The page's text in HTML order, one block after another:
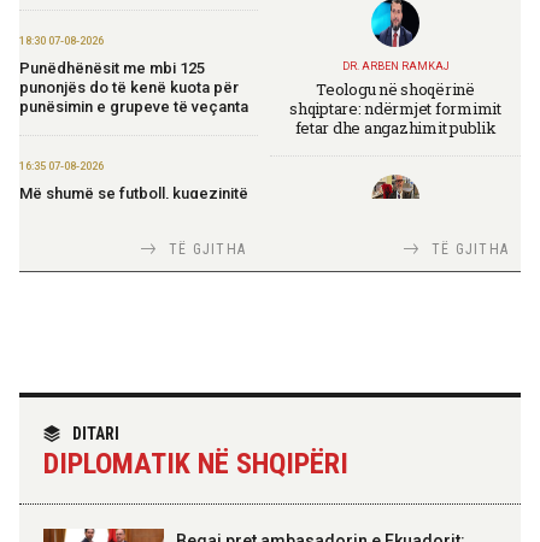
18:30 07-08-2026
Punëdhënësit me mbi 125
punonjës do të kenë kuota për
punësimin e grupeve të veçanta
16:35 07-08-2026
Më shumë se futboll, kuqezinjtë
14:10 07-08-2026
14:08 07-08-2026
“Fincantieri Albania” në Vlorë,
Nufi në divizionin e anijeve
detare në Itali: Njohje me
TË GJITHA
DR. ARBEN RAMKAJ
Teologu në shoqërinë
shqiptare: ndërmjet formimit
fetar dhe angazhimit publik
TIRANA DIPLOMAT
TIRANA DIPLOMAT
Skënderbeut dhe Ismail
TË GJITHA
DITARI
DIPLOMATIK NË SHQIPËRI